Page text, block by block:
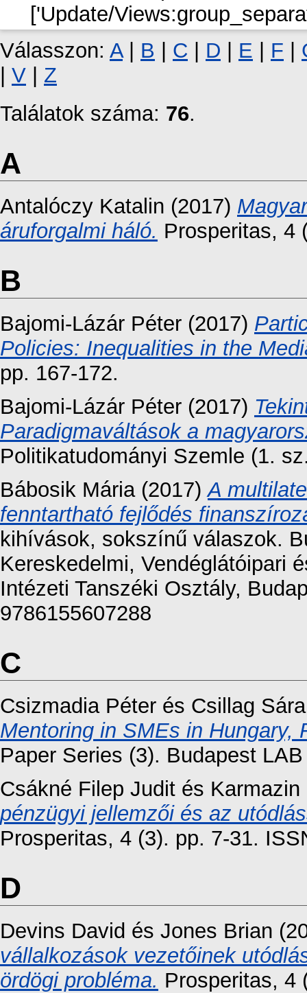
['Update/
Válasszon: A| B C D E F
V
Z
Találatok száma: 76.
A
Antalóczy Katalin (2017)
áruforgalmi háló. Prosperitas, 4
B
Bajomi-Lázár Péter (2017)
Policies: Inequalities in the
pp. 167-172.
Bajomi-Lázár Péter (2017)
Paradigmaváltások a
Politikatudományi Szemle (1.
Bábosik Mária(2017)A
fenntartható fejlődés
kihívások, sokszínű válaszok.
Kereskedelmi, Vendéglátóipari
Intézeti Tanszéki Osztály,
9786155607288
C
Csizmadia Péter és Csillag Sára
Mentoring in SMEs in Hungary,
Paper Series (3). Budapest
Csákné Filep Judit és Karmazin
pénzügyi jellemzői és az
Prosperitas, 4 (3). pp. 7-31.
D
Devins David és Jones Brian
vállalkozások vezetőinek
ördögi probléma. Prosperitas, 4